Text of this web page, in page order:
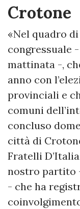
Crotone
«Nel quadro
congressuale
mattinata -,
anno con
provinciali e
comuni
concluso
città di
Fratelli
nostro partito
- che ha